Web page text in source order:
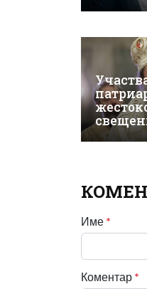
Име *
Коментар *